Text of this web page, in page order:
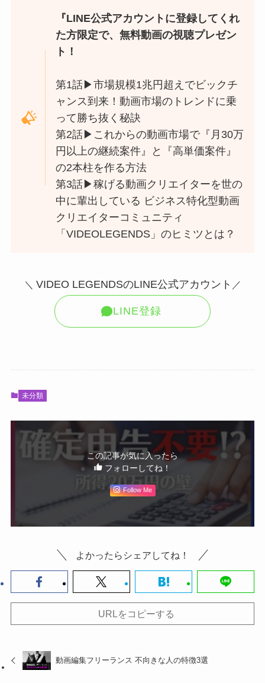
『LINE公式アカウントに登録してくれ
た方限定で、無料動画の視聴プレゼン
ト！
第1話▶︎市場規模1兆円超えでビックチ
ャンス到来！動画市場のトレンドに乗
って勝ち抜く秘訣
第2話▶︎これからの動画市場で『月30万
円以上の継続案件』と『高単価案件』
の2本柱を作る方法
第3話▶︎稼げる動画クリエイターを世の
中に輩出している ビジネス特化型動画
クリエイターコミュニティ
「VIDEOLEGENDS」のヒミツとは？
＼ VIDEO LEGENDSのLINE公式アカウント ／
LINE登録
未分類
この記事が気に入ったら
フォローしてね！
Follow Me
よかったらシェアしてね！
URLをコピーする
動画編集フリーランス 不向きな人の特徴3選